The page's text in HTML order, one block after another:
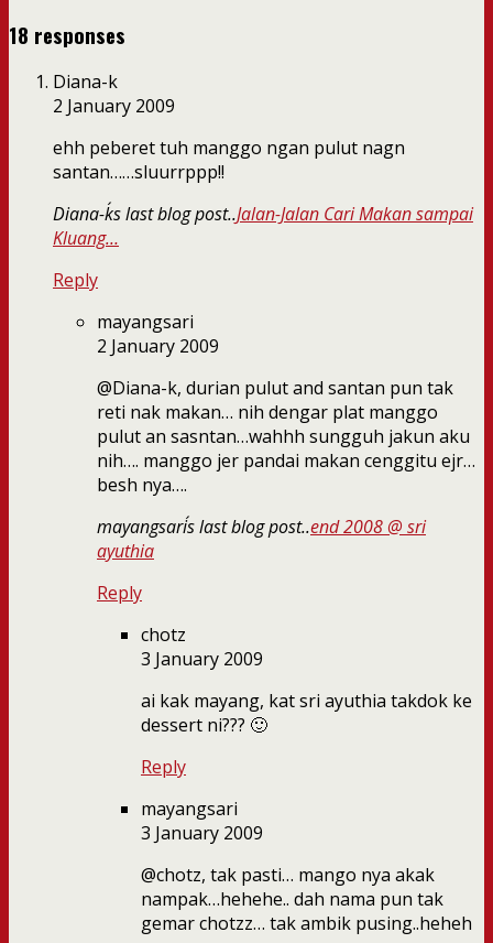
18 responses
Diana-k
2 January 2009
ehh peberet tuh manggo ngan pulut nagn
santan……sluurrppp!!
Diana-k´s last blog post..Jalan-Jalan Cari Makan sampai
Kluang…
Reply
mayangsari
2 January 2009
@Diana-k, durian pulut and santan pun tak
reti nak makan… nih dengar plat manggo
pulut an sasntan…wahhh sungguh jakun aku
nih…. manggo jer pandai makan cenggitu ejr…
besh nya….
mayangsari´s last blog post..end 2008 @ sri
ayuthia
Reply
chotz
3 January 2009
ai kak mayang, kat sri ayuthia takdok ke
dessert ni??? 🙂
Reply
mayangsari
3 January 2009
@chotz, tak pasti… mango nya akak
nampak…hehehe.. dah nama pun tak
gemar chotzz… tak ambik pusing..heheh